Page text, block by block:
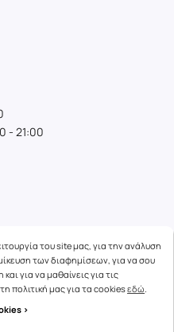
- 21:00
του site μας, για την ανάλυση
των διαφημίσεων, για να σου
για να μαθαίνεις για τις
πολιτική μας για τα cookiesεδώ.
>